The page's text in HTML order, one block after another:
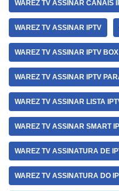
WAREZ TV ASSINAR CANAIS
WAREZ TV ASSINAR IPTV
WAREZ TV ASSINAR IPTV BOX
WAREZ TV ASSINAR IPTV
WAREZ TV ASSINAR LISTA
WAREZ TV ASSINAR SMART
WAREZ TV ASSINATURA DE
WAREZ TV ASSINATURA DO